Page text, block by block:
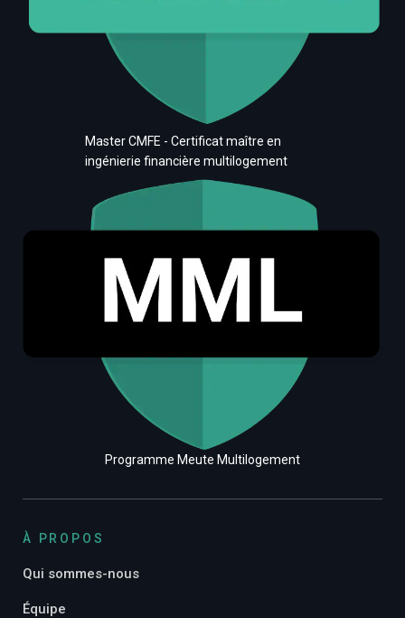
Master CMFE - Certificat maître en
ingénierie financière multilogement
Programme Meute Multilogement
À PROPOS
Qui sommes-nous
Équipe